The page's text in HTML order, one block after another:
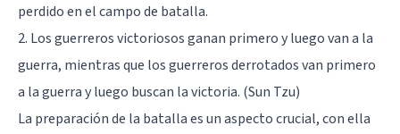
perdido en el campo de batalla.
2. Los guerreros victoriosos ganan primero y luego van a la
guerra, mientras que los guerreros derrotados van primero
a la guerra y luego buscan la victoria. (Sun Tzu)
La preparación de la batalla es un aspecto crucial, con ella